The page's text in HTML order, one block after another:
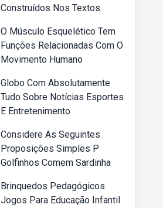
Construídos Nos Textos
O Músculo Esquelético Tem
Funções Relacionadas Com O
Movimento Humano
Globo Com Absolutamente
Tudo Sobre Notícias Esportes
E Entretenimento
Considere As Seguintes
Proposições Simples P
Golfinhos Comem Sardinha
Brinquedos Pedagógicos
Jogos Para Educação Infantil